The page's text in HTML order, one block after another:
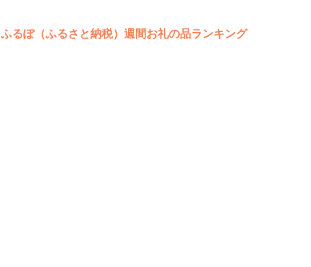
ふるぽ（ふるさと納税）週間お礼の品ランキング